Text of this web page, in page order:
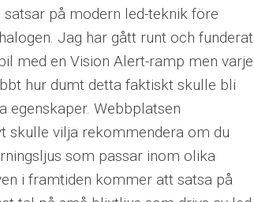
på modern led-teknik före
Jag har gått runt och funderat
med en Vision Alert-ramp men varje
hur dumt detta faktiskt skulle bli
egenskaper. Webbplatsen
skulle vilja rekommendera om du
som passar inom olika
i framtiden kommer att satsa på